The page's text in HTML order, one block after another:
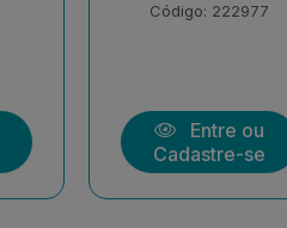
Entre ou
Cadastre-se